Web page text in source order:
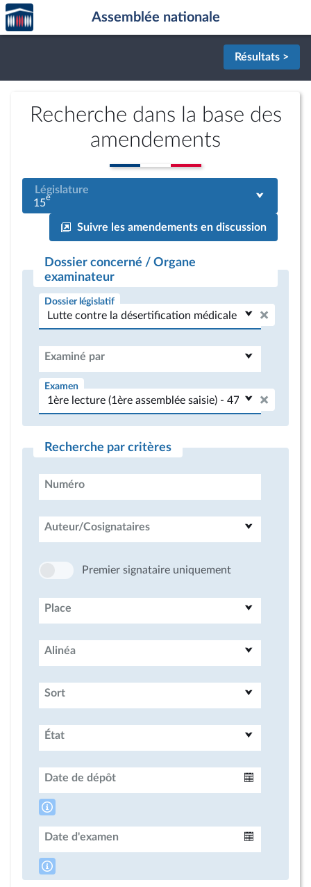
Aller au contenu
Aller en bas de la page
Accèder
à la
page
Assemblée nationale
Résultats >
Recherche dans la base des
amendements
Législature
15e
Suivre les amendements en discussion
Dossier concerné / Organe
examinateur
Dossier législatif
Examiné par
Examen
Recherche par critères
Numéro
Auteur/Cosignataires
Premier signataire uniquement
Place
Alinéa
Sort
État
Date de dépôt
Date d'examen